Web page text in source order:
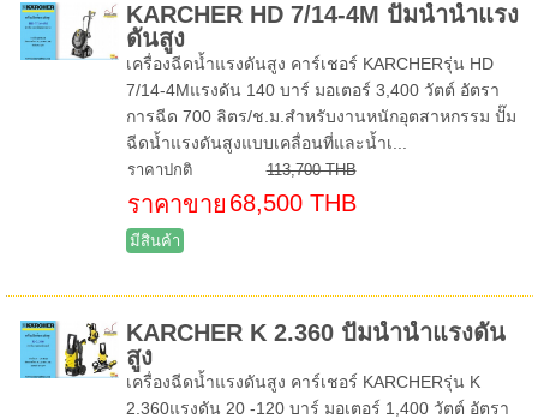
KARCHER HD 7/14-4M ปั๊มน้ำน้ำแรง
ดันสูง
เครื่องฉีดน้ำแรงดันสูง คาร์เชอร์ KARCHERรุ่น HD
7/14-4Mแรงดัน 140 บาร์ มอเตอร์ 3,400 วัตต์ อัตรา
การฉีด 700 ลิตร/ช.ม.สำหรับงานหนักอุตสาหกรรม ปั๊ม
ฉีดน้ำแรงดันสูงแบบเคลื่อนที่และน้ำเ...
ราคาปกติ 113,700 THB
ราคาขาย 68,500 THB
มีสินค้า
KARCHER K 2.360 ปั๊มน้ำน้ำแรงดัน
สูง
เครื่องฉีดน้ำแรงดันสูง คาร์เชอร์ KARCHERรุ่น K
2.360แรงดัน 20 -120 บาร์ มอเตอร์ 1,400 วัตต์ อัตรา